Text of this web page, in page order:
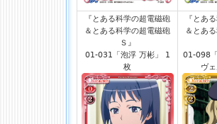
『とある科学の超電磁砲
＆とある科学の超電磁砲
Ｓ』
01-031「泡浮 万彬」 1
枚
『とあ
＆とあ
01-098
ヴ